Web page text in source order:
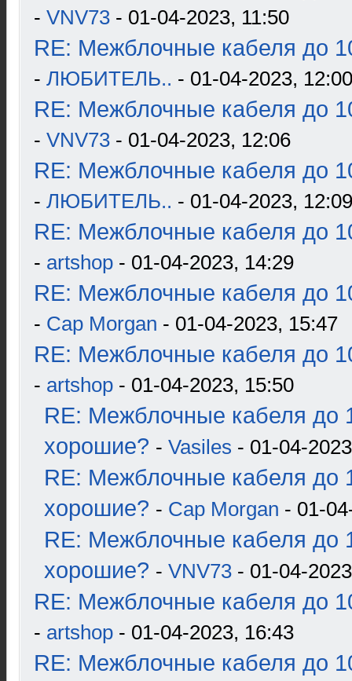
- VNV73 - 01-04-2023, 11:50
RE: Межблочные кабеля до
- ЛЮБИТЕЛЬ.. - 01-04-2023, 12:00
RE: Межблочные кабеля до
- VNV73 - 01-04-2023, 12:06
RE: Межблочные кабеля до
- ЛЮБИТЕЛЬ.. - 01-04-2023, 12:09
RE: Межблочные кабеля до
- artshop - 01-04-2023, 14:29
RE: Межблочные кабеля до
- Cap Morgan - 01-04-2023, 15:47
RE: Межблочные кабеля до
- artshop - 01-04-2023, 15:50
RE: Межблочные кабеля до
хорошие? - Vasiles - 01-04-
RE: Межблочные кабеля до
хорошие? - Cap Morgan - 01-
RE: Межблочные кабеля до
хорошие? - VNV73 - 01-04-
RE: Межблочные кабеля до
- artshop - 01-04-2023, 16:43
RE: Межблочные кабеля до